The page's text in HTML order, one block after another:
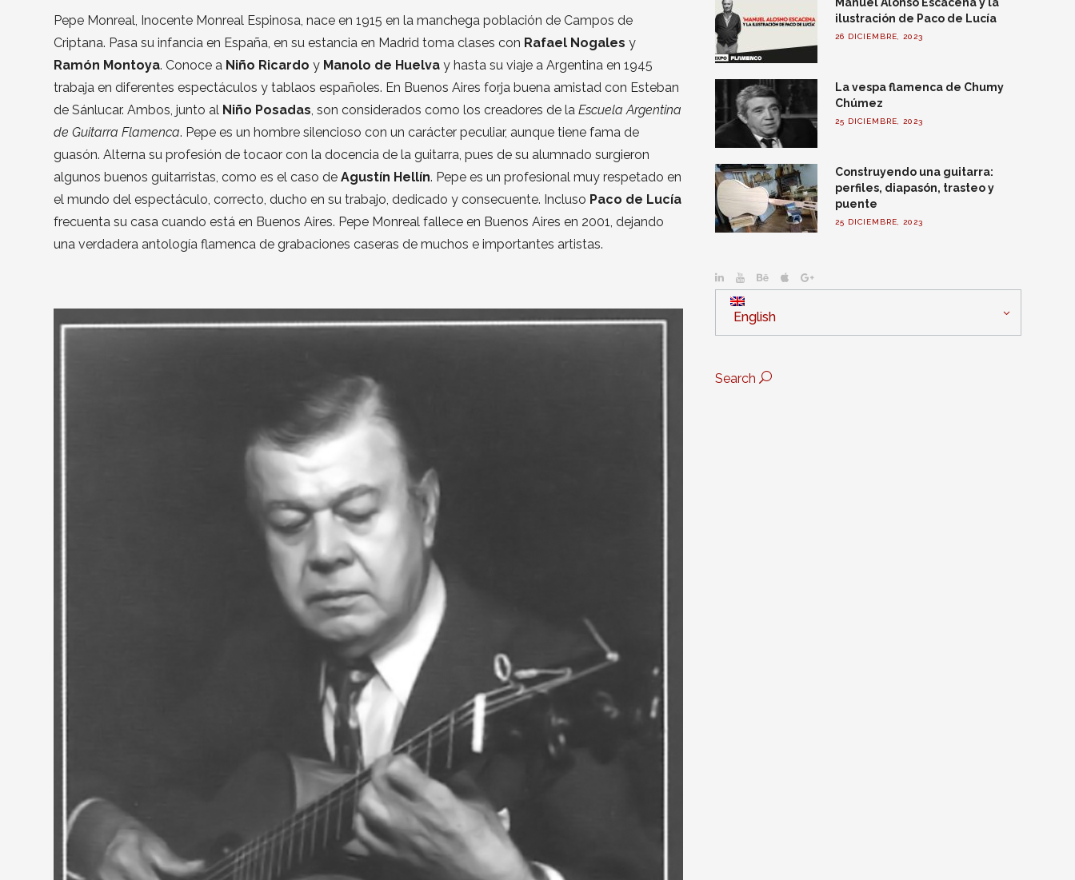
Pepe Monreal, Inocente Monreal Espinosa, nace en 1915 en la manchega población de Campos de
Criptana. Pasa su infancia en España, en su estancia en Madrid toma clases con Rafael Nogales y
Ramón Montoya. Conoce a Niño Ricardo y Manolo de Huelva y hasta su viaje a Argentina en 1945
trabaja en diferentes espectáculos y tablaos españoles. En Buenos Aires forja buena amistad con Esteban
de Sánlucar. Ambos, junto al Niño Posadas, son considerados como los creadores de laEscuela Argentina
de Guitarra Flamenca. Pepe es un hombre silencioso con un carácter peculiar, aunque tiene fama de
guasón. Alterna su profesión de tocaor con la docencia de la guitarra, pues de su alumnado surgieron
algunos buenos guitarristas, como es el caso deAgustín Hellín. Pepe es un profesional muy respetado en
el mundo del espectáculo, correcto, ducho en su trabajo, dedicado y consecuente. Incluso Paco de Lucía
frecuenta su casa cuando está en Buenos Aires. Pepe Monreal fallece en Buenos Aires en 2001, dejando
una verdadera antología flamenca de grabaciones caseras de muchos e importantes artistas.
Manuel Alonso Escacena y la
ilustración de Paco de Lucía
26 DICIEMBRE, 2023
La vespa flamenca de Chumy
Chúmez
25 DICIEMBRE, 2023
Construyendo una guitarra:
perfiles, diapasón, trasteo y
puente
25 DICIEMBRE, 2023
English
Search